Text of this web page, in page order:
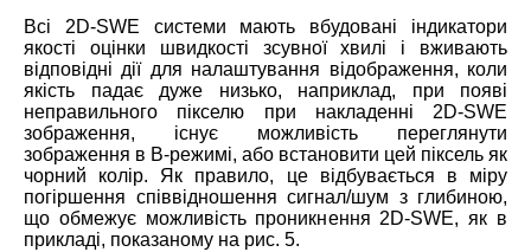
Всі 2D-SWE системи мають вбудовані індикатори
якості оцінки швидкості зсувної хвилі і вживають
відповідні дії для налаштування відображення, коли
якість падає дуже низько, наприклад, при появі
неправильного пікселю при накладенні 2D-SWE
зображення, існує можливість переглянути
зображення в B-режимі, або встановити цей піксель як
чорний колір. Як правило, це відбувається в міру
погіршення співвідношення сигнал/шум з глибиною,
що обмежує можливість проникнення 2D-SWE, як в
прикладі, показаному на рис. 5.